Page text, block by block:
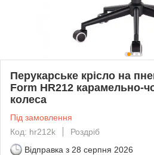
Перукарське крісло на
Form HR212 карамельно-
колеса
Під замовлення
Код: hr212k
Роздріб
Відправка з 28 серпня 2026